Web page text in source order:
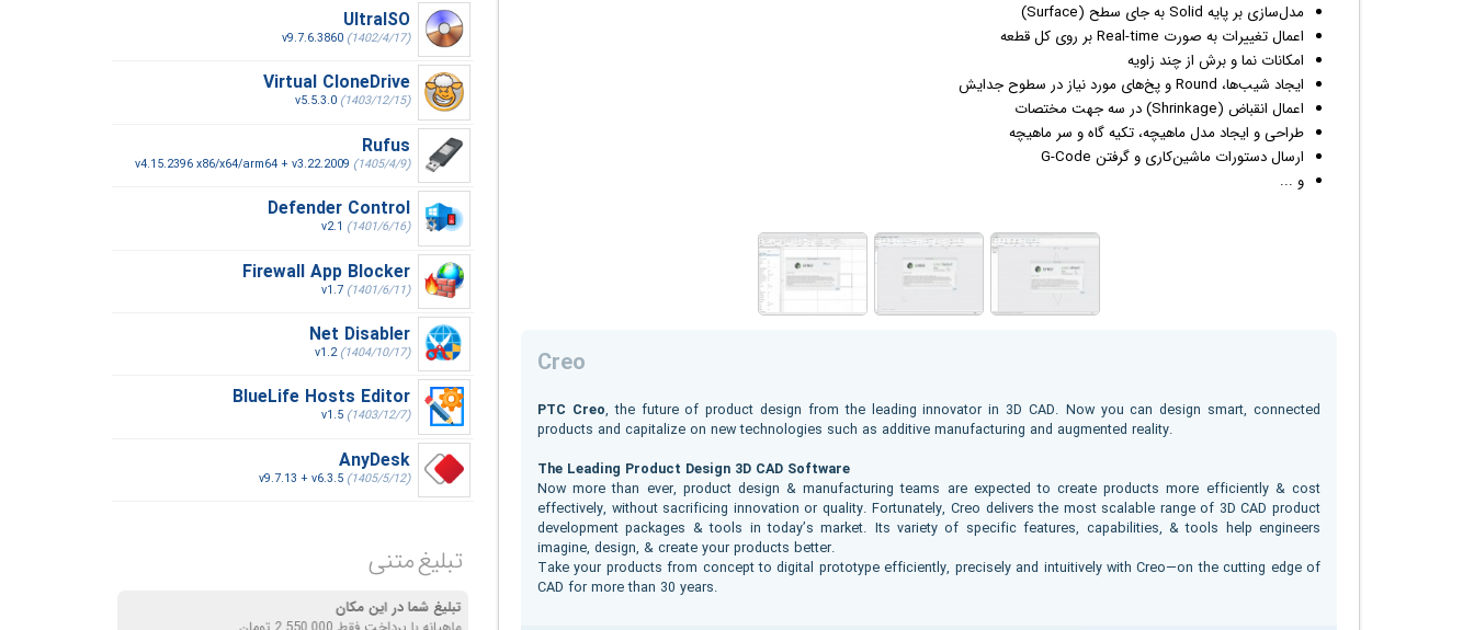
مدل‌سازی بر پایه Solid به جای سطح (Surface)
اعمال تغییرات به صورت Real-time بر روی کل قطعه
امکانات نما و برش از چند زاویه
ایجاد شیب‌ها، Round و پخ‌های مورد نیاز در سطوح جدایش
اعمال انقباض (Shrinkage) در سه جهت مختصات
طراحی و ایجاد مدل ماهیچه، تکیه گاه و سر ماهیچه
ارسال دستورات ماشین‌کاری و گرفتن G-Code
و ...
Creo
PTC Creo, the future of product design from the leading innovator in 3D CAD. Now you can design smart, connected
products and capitalize on new technologies such as additive manufacturing and augmented reality.
The Leading Product Design 3D CAD Software
Now more than ever, product design & manufacturing teams are expected to create products more efficiently & cost
effectively, without sacrificing innovation or quality. Fortunately, Creo delivers the most scalable range of 3D CAD product
development packages & tools in today’s market. Its variety of specific features, capabilities, & tools help engineers
imagine, design, & create your products better.
Take your products from concept to digital prototype efficiently, precisely and intuitively with Creo—on the cutting edge of
CAD for more than 30 years.
UltraISO
v9.7.6.3860 (1402/4/17)
Virtual CloneDrive
v5.5.3.0 (1403/12/15)
Rufus
v4.15.2396 x86/x64/arm64 + v3.22.2009 (1405/4/9)
Defender Control
v2.1 (1401/6/16)
Firewall App Blocker
v1.7 (1401/6/11)
Net Disabler
v1.2(1404/10/17)
BlueLife Hosts Editor
v1.5 (1403/12/7)
AnyDesk
v9.7.13 + v6.3.5 (1405/5/12)
تبلیغ متنی
تبلیغ شما در این مکان